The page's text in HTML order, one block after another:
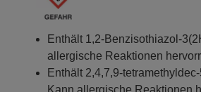
Enthält 1,2-Benzisothiazol-
allergische Reaktionen
Enthält 2,4,7,9-